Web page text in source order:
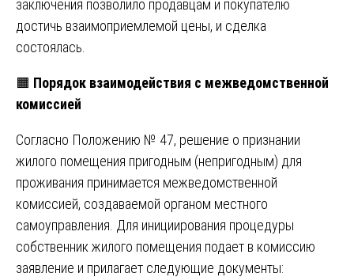
заключения позволило продавцам и покупателю
достичь взаимоприемлемой цены, и сделка
состоялась.
🟧 Порядок взаимодействия с межведомственной
комиссией
Согласно Положению № 47, решение о признании
жилого помещения пригодным (непригодным) для
проживания принимается межведомственной
комиссией, создаваемой органом местного
самоуправления. Для инициирования процедуры
собственник жилого помещения подает в комиссию
заявление и прилагает следующие документы: